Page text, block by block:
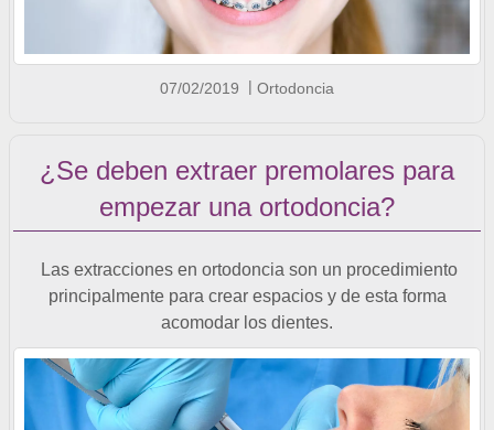
07/02/2019 Ortodoncia
¿Se deben extraer premolares para
empezar una ortodoncia?
Las extracciones en ortodoncia son un procedimiento
principalmente para crear espacios y de esta forma
acomodar los dientes.